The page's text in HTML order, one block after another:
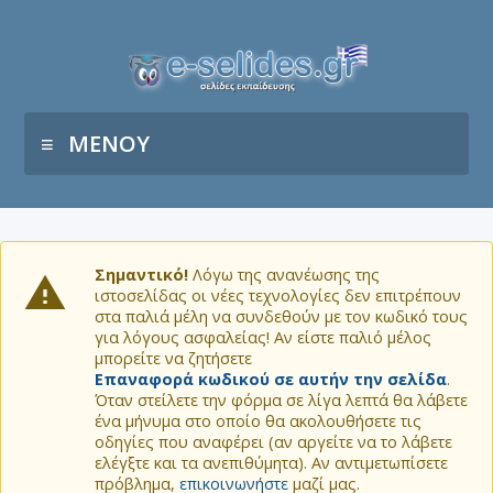
ΜΕΝΟΥ
Σημαντικό! Λόγω της ανανέωσης της
ιστοσελίδας οι νέες τεχνολογίες δεν επιτρέπουν
στα παλιά μέλη να συνδεθούν με τον κωδικό τους
για λόγους ασφαλείας! Αν είστε παλιό μέλος
μπορείτε να ζητήσετε
Επαναφορά κωδικού σε αυτήν την σελίδα.
Όταν στείλετε την φόρμα σε λίγα λεπτά θα λάβετε
ένα μήνυμα στο οποίο θα ακολουθήσετε τις
οδηγίες που αναφέρει (αν αργείτε να το λάβετε
ελέγξτε και τα ανεπιθύμητα). Αν αντιμετωπίσετε
πρόβλημα, επικοινωνήστε μαζί μας.